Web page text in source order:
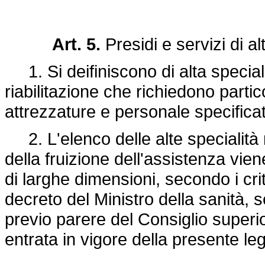
Art. 5. Presidi e servizi di
1. Si deifiniscono di alta
riabilitazione che richiedono
attrezzature e personale
2. L'elenco delle alte specialità
della fruizione dell'assistenza
di larghe dimensioni, secondo i
decreto del Ministro della sanità,
previo parere del Consiglio
entrata in vigore della presente